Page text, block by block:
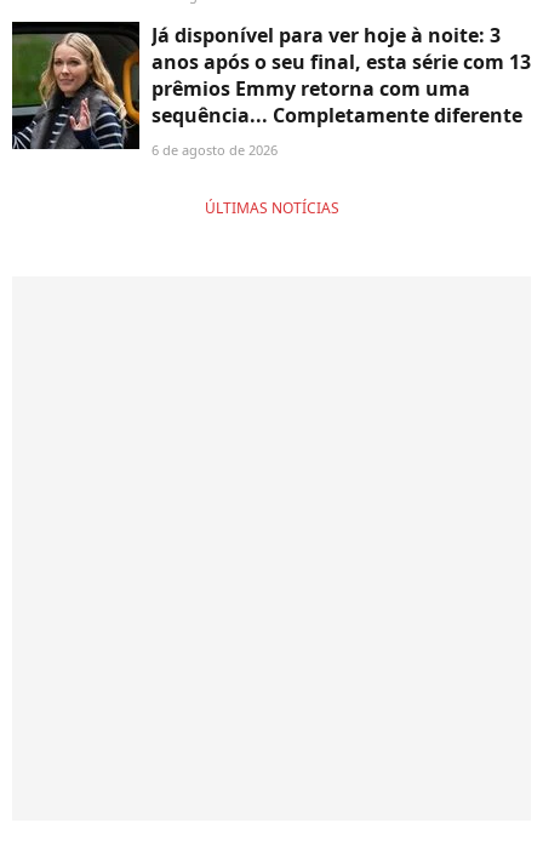
Já disponível para ver hoje à noite: 3
anos após o seu final, esta série com 13
prêmios Emmy retorna com uma
sequência... Completamente diferente
6 de agosto de 2026
ÚLTIMAS NOTÍCIAS